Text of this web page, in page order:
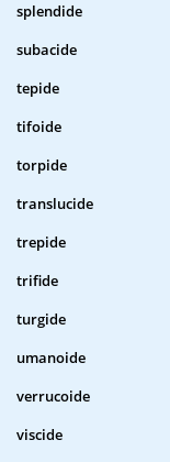
splendide
subacide
tepide
tifoide
torpide
translucide
trepide
trifide
turgide
umanoide
verrucoide
viscide